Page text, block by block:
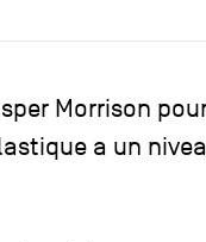
Morrison
a un